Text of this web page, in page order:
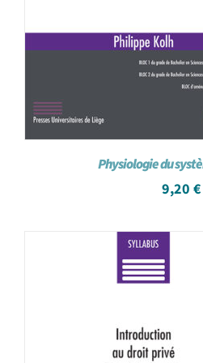
Physiologie du
9,20 €